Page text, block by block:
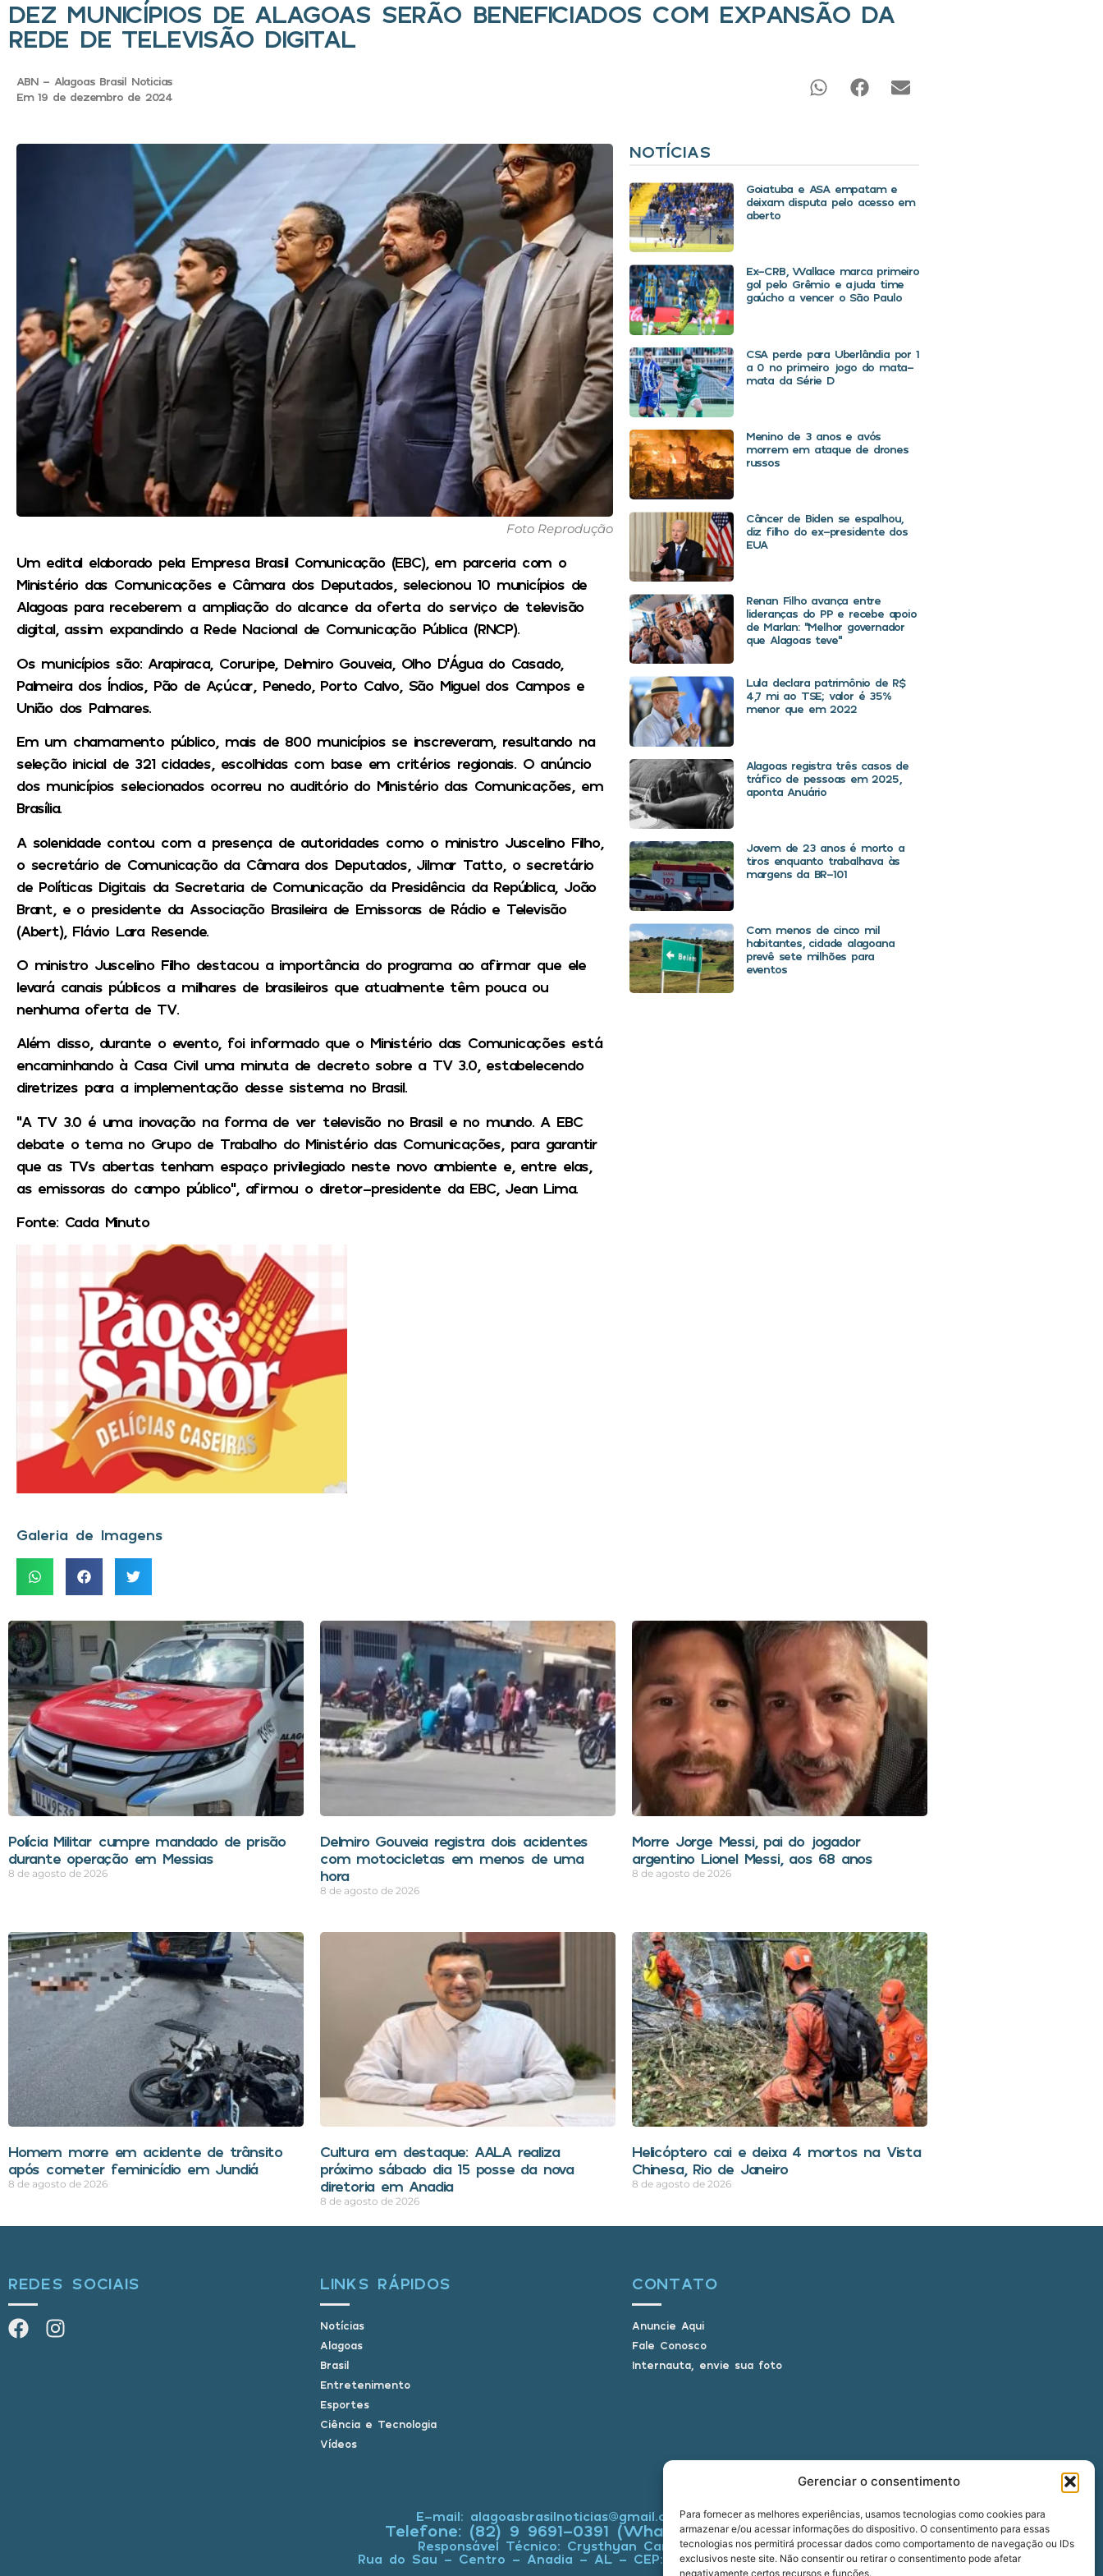
Gerenciar o consentimento
Para fornecer as melhores experiências, usamos tecnologias como cookies para
armazenar e/ou acessar informações do dispositivo. O consentimento para essas
tecnologias nos permitirá processar dados como comportamento de navegação ou IDs
exclusivos neste site. Não consentir ou retirar o consentimento pode afetar
negativamente certos recursos e funções.
DEZ MUNICÍPIOS DE ALAGOAS SERÃO BENEFICIADOS COM EXPANSÃO DA
REDE DE TELEVISÃO DIGITAL
ABN - Alagoas Brasil Noticias
Em 19 de dezembro de 2024
Foto Reprodução
Um edital elaborado pela Empresa Brasil Comunicação (EBC), em parceria com o
Ministério das Comunicações e Câmara dos Deputados, selecionou 10 municípios de
Alagoas para receberem a ampliação do alcance da oferta do serviço de televisão
digital, assim expandindo a Rede Nacional de Comunicação Pública (RNCP).
Os municípios são: Arapiraca, Coruripe, Delmiro Gouveia, Olho D’Água do Casado,
Palmeira dos Índios, Pão de Açúcar, Penedo, Porto Calvo, São Miguel dos Campos e
União dos Palmares.
Em um chamamento público, mais de 800 municípios se inscreveram, resultando na
seleção inicial de 321 cidades, escolhidas com base em critérios regionais. O anúncio
dos municípios selecionados ocorreu no auditório do Ministério das Comunicações, em
Brasília.
A solenidade contou com a presença de autoridades como o ministro Juscelino Filho,
o secretário de Comunicação da Câmara dos Deputados, Jilmar Tatto, o secretário
de Políticas Digitais da Secretaria de Comunicação da Presidência da República, João
Brant, e o presidente da Associação Brasileira de Emissoras de Rádio e Televisão
(Abert), Flávio Lara Resende.
O ministro Juscelino Filho destacou a importância do programa ao afirmar que ele
levará canais públicos a milhares de brasileiros que atualmente têm pouca ou
nenhuma oferta de TV.
Além disso, durante o evento, foi informado que o Ministério das Comunicações está
encaminhando à Casa Civil uma minuta de decreto sobre a TV 3.0, estabelecendo
diretrizes para a implementação desse sistema no Brasil.
“A TV 3.0 é uma inovação na forma de ver televisão no Brasil e no mundo. A EBC
debate o tema no Grupo de Trabalho do Ministério das Comunicações, para garantir
que as TVs abertas tenham espaço privilegiado neste novo ambiente e, entre elas,
as emissoras do campo público”, afirmou o diretor-presidente da EBC, Jean Lima.
Fonte: Cada Minuto
Galeria de Imagens
NOTÍCIAS
Goiatuba e ASA empatam e
deixam disputa pelo acesso em
aberto
Ex-CRB, Wallace marca primeiro
gol pelo Grêmio e ajuda time
gaúcho a vencer o São Paulo
CSA perde para Uberlândia por 1
a 0 no primeiro jogo do mata-
mata da Série D
Menino de 3 anos e avós
morrem em ataque de drones
russos
Câncer de Biden se espalhou,
diz filho do ex-presidente dos
EUA
Renan Filho avança entre
lideranças do PP e recebe apoio
de Marlan: “Melhor governador
que Alagoas teve”
Lula declara patrimônio de R$
4,7 mi ao TSE; valor é 35%
menor que em 2022
Alagoas registra três casos de
tráfico de pessoas em 2025,
aponta Anuário
Jovem de 23 anos é morto a
tiros enquanto trabalhava às
margens da BR-101
Com menos de cinco mil
habitantes, cidade alagoana
prevê sete milhões para
eventos
Polícia Militar cumpre mandado de prisão
durante operação em Messias
8 de agosto de 2026
Delmiro Gouveia registra dois acidentes
com motocicletas em menos de uma
hora
8 de agosto de 2026
Morre Jorge Messi, pai do jogador
argentino Lionel Messi, aos 68 anos
8 de agosto de 2026
Homem morre em acidente de trânsito
após cometer feminicídio em Jundiá
8 de agosto de 2026
Cultura em destaque: AALA realiza
próximo sábado dia 15 posse da nova
diretoria em Anadia
8 de agosto de 2026
Helicóptero cai e deixa 4 mortos na Vista
Chinesa, Rio de Janeiro
8 de agosto de 2026
REDES SOCIAIS LINKS RÁPIDOS
Notícias
Alagoas
Brasil
Entretenimento
Esportes
Ciência e Tecnologia
Vídeos
CONTATO
Anuncie Aqui
Fale Conosco
Internauta, envie sua foto
E-mail: alagoasbrasilnoticias@gmail.com
Telefone: (82) 9 9691-0391 (Whatsapp)
Responsável Técnico: Crysthyan Carlos
Rua do Sau - Centro - Anadia - AL - CEP: 57660-000